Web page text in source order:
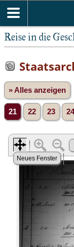
Reise in die
» Alles anzeigen
21 22 23 24